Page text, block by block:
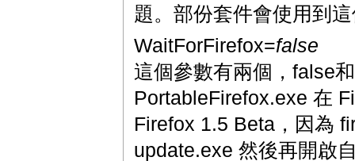
題。部份套件會使用到
WaitForFirefox=false
這個參數有兩個，false
PortableFirefox.exe 在
Firefox 1.5 Beta，因為
update.exe 然後再開啟